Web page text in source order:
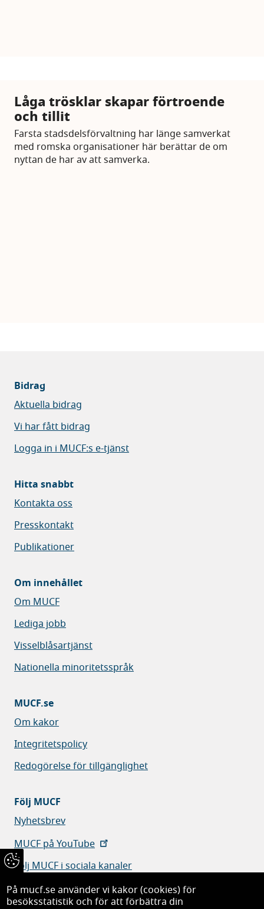
Låga trösklar skapar förtroende
och tillit
Farsta stadsdelsförvaltning har länge samverkat
med romska organisationer här berättar de om
nyttan de har av att samverka.
Bidrag
Aktuella bidrag
Vi har fått bidrag
Logga in i MUCF:s e-tjänst
Hitta snabbt
Kontakta oss
Presskontakt
Publikationer
Om innehållet
Om MUCF
Lediga jobb
Visselblåsartjänst
Nationella minoritetsspråk
MUCF.se
Om kakor
Integritetspolicy
Redogörelse för tillgänglighet
Följ MUCF
Nyhetsbrev
MUCF på YouTube
Följ MUCF i sociala kanaler
På mucf.se använder vi kakor (cookies) för
besöksstatistik och för att förbättra din